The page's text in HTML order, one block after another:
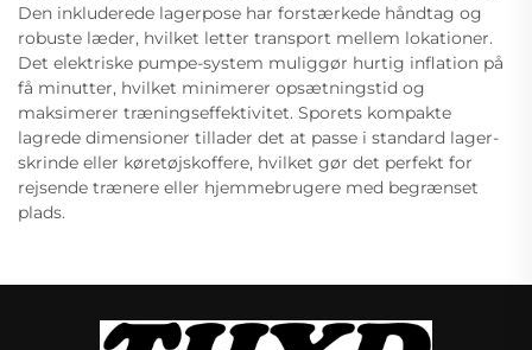
Den inkluderede lagerpose har forstærkede håndtag og
robuste læder, hvilket letter transport mellem lokationer.
Det elektriske pumpe-system muliggør hurtig inflation på
få minutter, hvilket minimerer opsætningstid og
maksimerer træningseffektivitet. Sporets kompakte
lagrede dimensioner tillader det at passe i standard lager-
skrinde eller køretøjskoffere, hvilket gør det perfekt for
rejsende trænere eller hjemmebrugere med begrænset
plads.